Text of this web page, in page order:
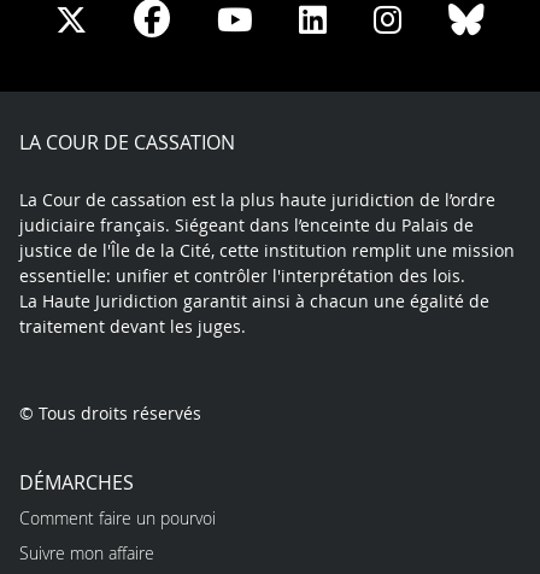
Share
X
Share
Facebook
Share
Youtube
Share
LinkedIn
Share
Instagram
LA COUR DE CASSATION
La Cour de cassation est la plus haute juridiction de l’ordre
judiciaire français. Siégeant dans l’enceinte du Palais de
justice de l'Île de la Cité, cette institution remplit une mission
essentielle: unifier et contrôler l'interprétation des lois.
La Haute Juridiction garantit ainsi à chacun une égalité de
traitement devant les juges.
© Tous droits réservés
DÉMARCHES
Comment faire un pourvoi
Suivre mon affaire